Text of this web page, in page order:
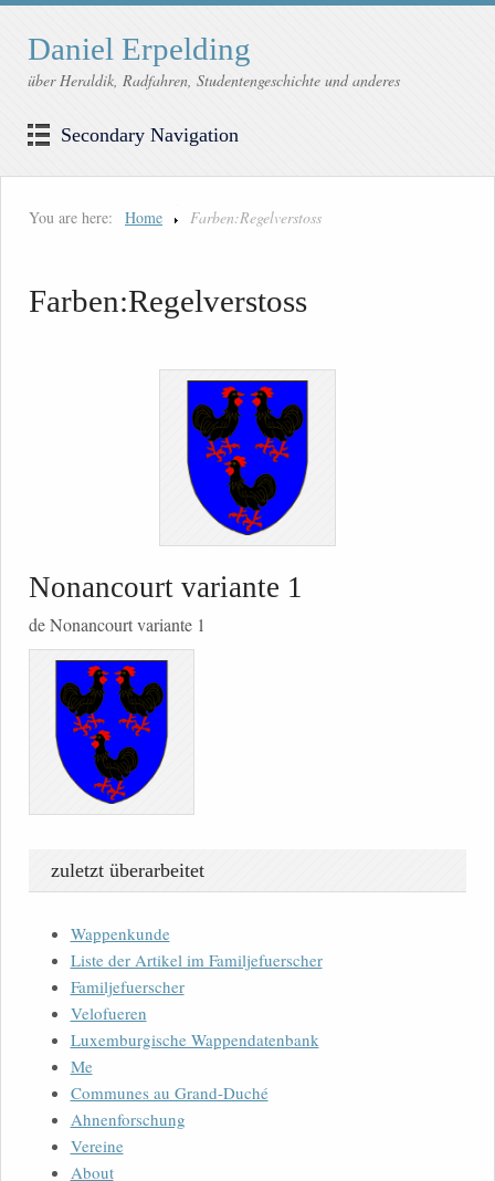
Daniel Erpelding
über Heraldik, Radfahren, Studentengeschichte und anderes
Secondary Navigation
You are here: Home Farben:Regelverstoss
Farben:Regelverstoss
Nonancourt variante 1
de Nonancourt variante 1
zuletzt überarbeitet
Wappenkunde
Liste der Artikel im Familjefuerscher
Familjefuerscher
Velofueren
Luxemburgische Wappendatenbank
Me
Communes au Grand-Duché
Ahnenforschung
Vereine
About